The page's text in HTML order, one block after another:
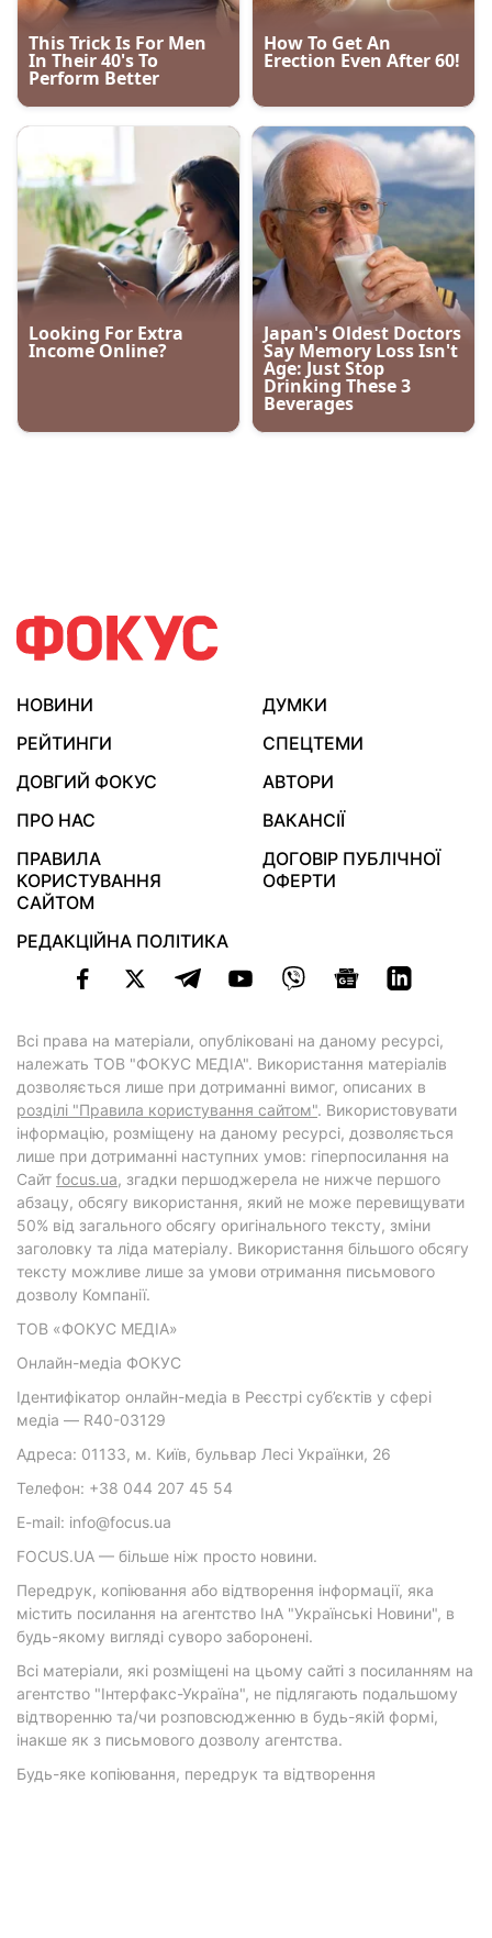
НОВИНИ
ДУМКИ
РЕЙТИНГИ
СПЕЦТЕМИ
ДОВГИЙ ФОКУС
АВТОРИ
ПРО НАС
ВАКАНСІЇ
ПРАВИЛА
КОРИСТУВАННЯ
САЙТОМ
ДОГОВІР ПУБЛІЧНОЇ
ОФЕРТИ
РЕДАКЦІЙНА ПОЛІТИКА
Всі права на матеріали, опубліковані на даному ресурсі,
належать ТОВ "ФОКУС МЕДІА". Використання матеріалів
дозволяється лише при дотриманні вимог, описаних в
розділі "Правила користування сайтом". Використовувати
інформацію, розміщену на даному ресурсі, дозволяється
лише при дотриманні наступних умов: гіперпосилання на
Cайт focus.ua, згадки першоджерела не нижче першого
абзацу, обсягу використання, який не може перевищувати
50% від загального обсягу оригінального тексту, зміни
заголовку та ліда матеріалу. Використання більшого обсягу
тексту можливе лише за умови отримання письмового
дозволу Компанії.
ТОВ «ФОКУС МЕДІА»
Онлайн-медіа ФОКУС
Ідентифікатор онлайн-медіа в Реєстрі суб’єктів у сфері
медіа — R40-03129
Адреса: 01133, м. Київ, бульвар Лесі Українки, 26
Телефон: +38 044 207 45 54
E-mail: info@focus.ua
FOCUS.UA — більше ніж просто новини.
Передрук, копіювання або відтворення інформації, яка
містить посилання на агентство ІнА "Українські Новини", в
будь-якому вигляді суворо заборонені.
Всі матеріали, які розміщені на цьому сайті з посиланням на
агентство "Інтерфакс-Україна", не підлягають подальшому
відтворенню та/чи розповсюдженню в будь-якій формі,
інакше як з письмового дозволу агентства.
Будь-яке копіювання, передрук та відтворення